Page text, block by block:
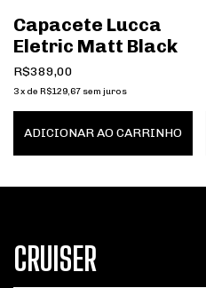
Capacete Lucca
Eletric Matt Black
R$389,00
3x de R$129,67 sem juros
ADICIONAR AO CARRINHO
CRUISER